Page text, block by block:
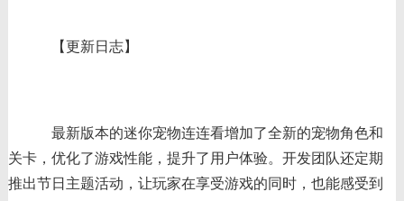
【更新日志】
最新版本的迷你宠物连连看增加了全新的宠物角色和
关卡，优化了游戏性能，提升了用户体验。开发团队还定期
推出节日主题活动，让玩家在享受游戏的同时，也能感受到